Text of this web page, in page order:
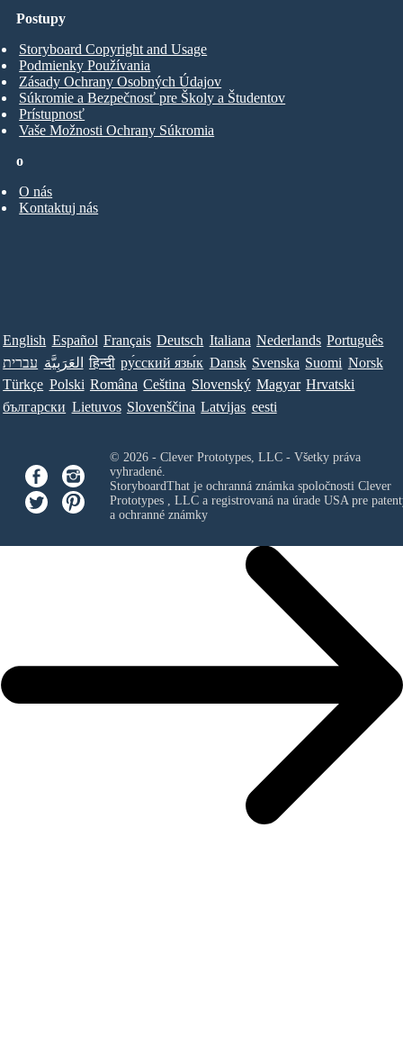
o
O nás
Kontaktuj nás
Postupy
Storyboard Copyright and Usage
Podmienky Používania
Zásady Ochrany Osobných Údajov
Súkromie a Bezpečnosť pre Školy a Študentov
Prístupnosť
Vaše Možnosti Ochrany Súkromia
English Español Français Deutsch Italiana Nederlands Português
עברית العَرَبِيَّة हिन्दी ру́сский язы́к Dansk Svenska Suomi Norsk
Türkçe Polski Româna Ceština Slovenský Magyar Hrvatski
български Lietuvos Slovenščina Latvijas eesti
© 2026 - Clever Prototypes, LLC - Všetky práva
vyhradené.
StoryboardThat je ochranná známka spoločnosti Clever
Prototypes , LLCa registrovaná na úrade USA pre
a ochranné známky